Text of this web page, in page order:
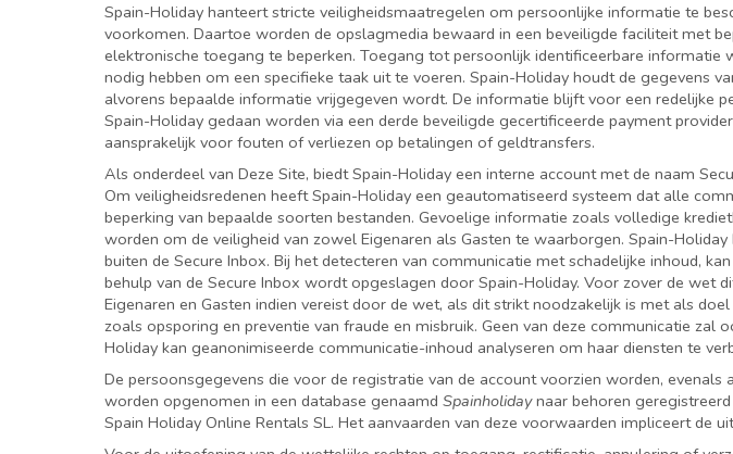
Spain-Holiday hanteert stricte veiligheidsmaatregelen om persoonlijke informatie te
voorkomen. Daartoe worden de opslagmedia bewaard in een beveiligde faciliteit met
elektronische toegang te beperken. Toegang tot persoonlijk identificeerbare
nodig hebben om een specifieke taak uit te voeren. Spain-Holiday houdt de gegevens
alvorens bepaalde informatie vrijgegeven wordt. De informatie blijft voor een redelijke
Spain-Holiday gedaan worden via een derde beveiligde gecertificeerde payment
aansprakelijk voor fouten of verliezen op betalingen of geldtransfers.
Als onderdeel van Deze Site, biedt Spain-Holiday een interne account met de naam
Om veiligheidsredenen heeft Spain-Holiday een geautomatiseerd systeem dat alle
beperking van bepaalde soorten bestanden. Gevoelige informatie zoals volledige
worden om de veiligheid van zowel Eigenaren als Gasten te waarborgen. Spain-
buiten de Secure Inbox. Bij het detecteren van communicatie met schadelijke inhoud,
behulp van de Secure Inbox wordt opgeslagen door Spain-Holiday. Voor zover de
Eigenaren en Gasten indien vereist door de wet, als dit strikt noodzakelijk is met als
zoals opsporing en preventie van fraude en misbruik. Geen van deze communicatie
Holiday kan geanonimiseerde communicatie-inhoud analyseren om haar diensten te
De persoonsgegevens die voor de registratie van de account voorzien worden,
worden opgenomen in een database genaamd Spainholidaynaar behoren
Spain Holiday Online Rentals SL. Het aanvaarden van deze voorwaarden impliceert